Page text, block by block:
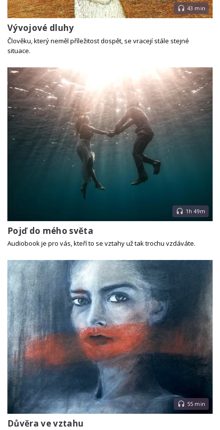
43 min
Vývojové dluhy
Člověku, který neměl příležitost dospět, se vracejí stále stejné
situace.
1h 49m
Pojď do mého světa
Audiobook je pro vás, kteří to se vztahy už tak trochu vzdáváte.
55 min
Důvěra ve vztahu